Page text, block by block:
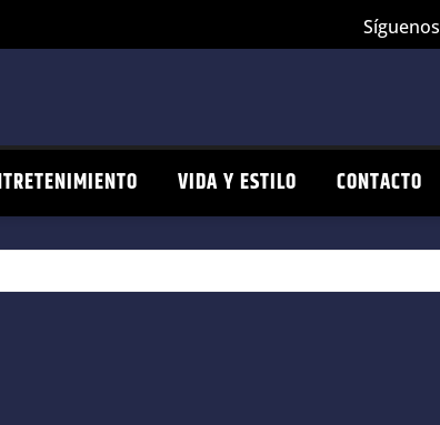
Síguenos
VIDA Y ESTILO CONTACTO